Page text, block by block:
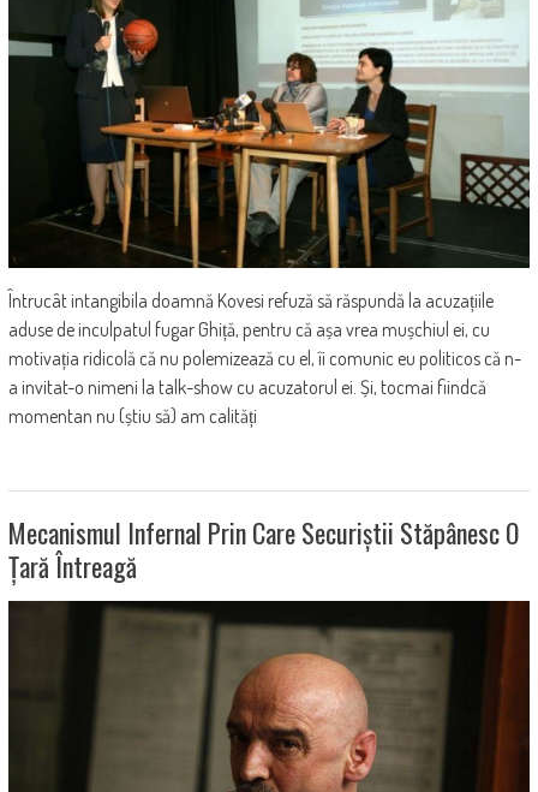
Întrucât intangibila doamnă Kovesi refuză să răspundă la acuzațiile
aduse de inculpatul fugar Ghiță, pentru că așa vrea mușchiul ei, cu
motivația ridicolă că nu polemizează cu el, îi comunic eu politicos că n-
a invitat-o nimeni la talk-show cu acuzatorul ei. Și, tocmai fiindcă
momentan nu (știu să) am calități
Mecanismul Infernal Prin Care Securiștii Stăpânesc O
Țară Întreagă